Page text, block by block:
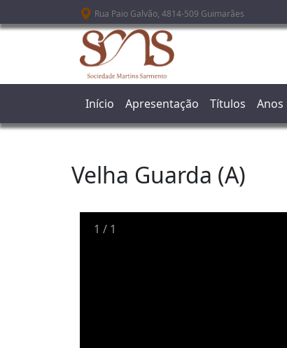
Passar para o conteúdo principal
Rua Paio Galvão, 4814-509 Guimarães
Início Apresentação Títulos Anos
Velha Guarda (A)
1 / 1